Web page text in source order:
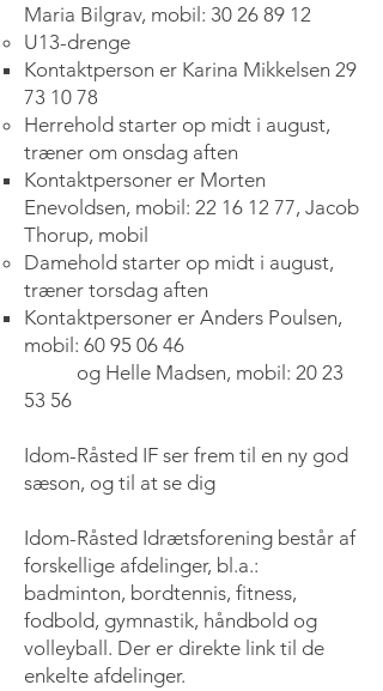
Maria Bilgrav, mobil: 30 26 89 12
U13-drenge
Kontaktperson er Karina Mikkelsen 29
73 10 78
Herrehold starter op midt i august,
træner om onsdag aften
Kontaktpersoner er Morten
Enevoldsen, mobil: 22 16 12 77, Jacob
Thorup, mobil
Damehold starter op midt i august,
træner torsdag aften
Kontaktpersoner er Anders Poulsen,
mobil: 60 95 06 46
og Helle Madsen, mobil: 20 23
53 56
Idom-Råsted IF ser frem til en ny god
sæson, og til at se dig
Idom-Råsted Idrætsforening består af
forskellige afdelinger, bl.a.:
badminton, bordtennis, fitness,
fodbold, gymnastik, håndbold og
volleyball. Der er direkte link til de
enkelte afdelinger.